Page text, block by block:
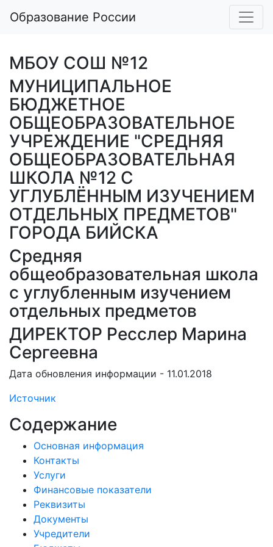
Образование России
МБОУ СОШ №12
МУНИЦИПАЛЬНОЕ
БЮДЖЕТНОЕ
ОБЩЕОБРАЗОВАТЕЛЬНОЕ
УЧРЕЖДЕНИЕ "СРЕДНЯЯ
ОБЩЕОБРАЗОВАТЕЛЬНАЯ
ШКОЛА №12 С
УГЛУБЛЁННЫМ ИЗУЧЕНИЕМ
ОТДЕЛЬНЫХ ПРЕДМЕТОВ"
ГОРОДА БИЙСКА
Средняя
общеобразовательная школа
с углубленным изучением
отдельных предметов
ДИРЕКТОР Ресслер Марина
Сергеевна
Дата обновления информации - 11.01.2018
Источник
Содержание
Основная информация
Контакты
Услуги
Финансовые показатели
Реквизиты
Документы
Учредители